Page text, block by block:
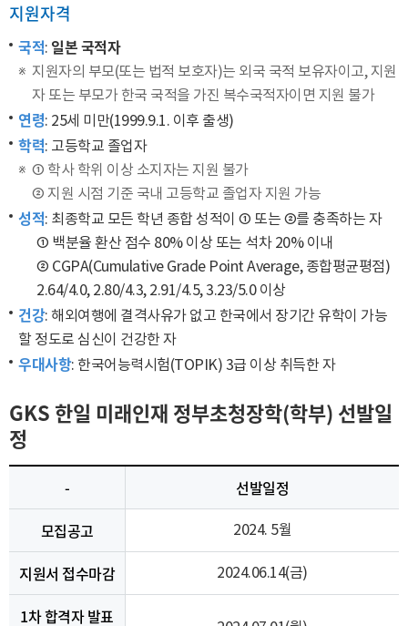
지원자격
국적: 일본 국적자
지원자의 부모(또는 법적 보호자)는 외국 국적 보유자이고, 지원
자 또는 부모가 한국 국적을 가진 복수국적자이면 지원 불가
연령: 25세 미만(1999.9.1. 이후 출생)
학력: 고등학교 졸업자
① 학사 학위 이상 소지자는 지원 불가
② 지원 시점 기준 국내 고등학교 졸업자 지원 가능
성적: 최종학교 모든 학년 종합 성적이 ① 또는 ②를 충족하는 자
① 백분율 환산 점수 80% 이상 또는 석차 20% 이내
② CGPA(Cumulative Grade Point Average, 종합평균평점)
2.64/4.0, 2.80/4.3, 2.91/4.5, 3.23/5.0 이상
건강: 해외여행에 결격사유가 없고 한국에서 장기간 유학이 가능
할 정도로 심신이 건강한 자
우대사항: 한국어능력시험(TOPIK) 3급 이상 취득한 자
GKS 한일 미래인재 정부초청장학(학부) 선발일
정
-
선발일정
모집공고
2024. 5월
지원서 접수마감 2024.06.14(금)
1차 합격자 발표